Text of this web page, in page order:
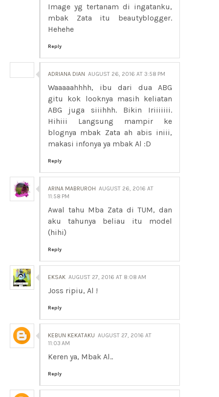
Image yg tertanam di ingatanku,
mbak Zata itu beautyblogger.
Hehehe
Reply
ADRIANA DIAN AUGUST 26, 2016 AT 3:58 PM
Waaaaahhhh, ibu dari dua ABG
gitu kok looknya masih keliatan
ABG juga siiihhh. Bikin Iriiiiiii.
Hihiii Langsung mampir ke
blognya mbak Zata ah abis iniii,
makasi infonya ya mbak Al :D
Reply
ARINA MABRUROH AUGUST 26, 2016 AT
11:58 PM
Awal tahu Mba Zata di TUM, dan
aku tahunya beliau itu model
(hihi)
Reply
EKSAK AUGUST 27, 2016 AT 8:08 AM
Joss ripiu, Al !
Reply
KEBUN KEKATAKU AUGUST 27, 2016 AT
11:03 AM
Keren ya, Mbak Al..
Reply